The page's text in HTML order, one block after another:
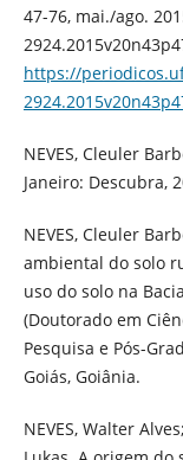
47-76, mai./ago.
https://
NEVES, Cleuler
Janeiro: Descubra,
NEVES, Cleuler
ambiental do solo
uso do solo na
(Doutorado em
Pesquisa e Pós-
Goiás, Goiânia.
NEVES, Walter